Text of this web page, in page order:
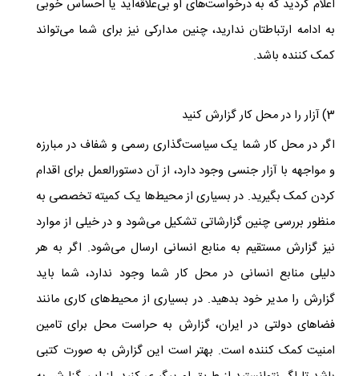
اعلام کردید که به درخواست‌های او بی‌علاقه‌‌اید یا احساس خوبی
به ادامه ارتباطتان ندارید، چنین مدارکی نیز برای شما می‌تواند
کمک کننده باشد.
3) آزار را در محل کار گزارش کنید
اگر در محل کار شما یک سیاست‌گذاری رسمی و شفاف در مبارزه
و مواجهه با آزار جنسی وجود دارد، از آن دستورالعمل برای اقدام
کردن کمک بگیرید. در بسیاری از محیط‌ها یک کمیته تخصصی به
منظور بررسی چنین گزارشاتی تشکیل می‌شود و در خیلی از موارد
نیز گزارش مستقیم به منابع انسانی ارسال می‌شود. اگر به هر
دلیلی منابع انسانی در محل کار شما وجود ندارد، شما باید
گزارش را مدیر خود بدهید. در بسیاری از محیط‌های کاری مانند
فضاهای دولتی در ایران، گزارش به حراست محل برای تامین
امنیت کمک کننده است. بهتر است این گزارش به صورت کتبی